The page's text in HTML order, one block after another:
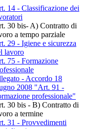
14 - Classificazione dei
30 bis- A) Contratto di
a tempo parziale
29 - Igiene e sicurezza
lavoro
75 - Formazione
- Accordo 18
2008 "Art. 91 -
professionale"
30 bis - B) Contratto di
a termine
31 - Provvedimenti